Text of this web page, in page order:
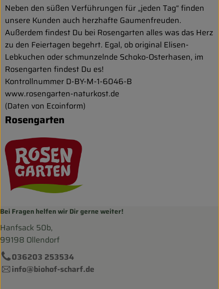
Neben den süßen Verführungen für „jeden Tag“ finden
unsere Kunden auch herzhafte Gaumenfreuden.
Außerdem findest Du bei Rosengarten alles was das Herz
zu den Feiertagen begehrt. Egal, ob original Elisen-
Lebkuchen oder schmunzelnde Schoko-Osterhasen, im
Rosengarten findest Du es!
Kontrollnummer D-BY-M-1-6046-B
www.rosengarten-naturkost.de
(Daten von Ecoinform)
Rosengarten
Bei Fragen helfen wir Dir gerne weiter!
Hanfsack 50b,
99198 Ollendorf
036203 253534
info@biohof-scharf.de